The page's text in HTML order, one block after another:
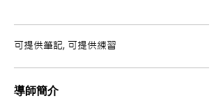
可提供筆記, 可提供練習
導師簡介